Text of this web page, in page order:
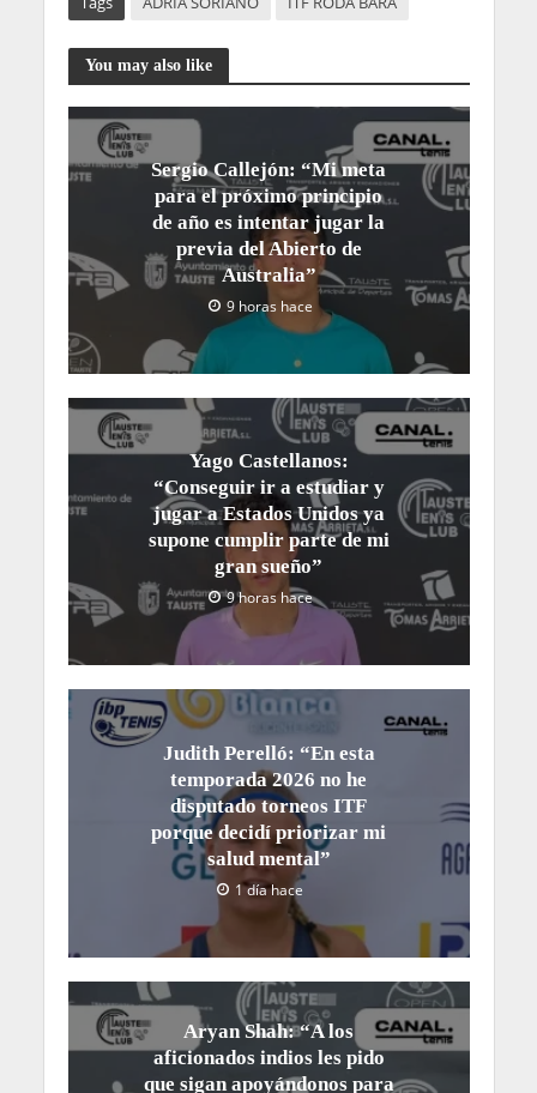
You may also like
Sergio Callejón: “Mi meta
para el próximo principio
de año es intentar jugar la
previa del Abierto de
Australia”
9 horas hace
Yago Castellanos:
“Conseguir ir a estudiar y
jugar a Estados Unidos ya
supone cumplir parte de mi
gran sueño”
9 horas hace
Judith Perelló: “En esta
temporada 2026 no he
disputado torneos ITF
porque decidí priorizar mi
salud mental”
1 día hace
Aryan Shah: “A los
aficionados indios les pido
que sigan apoyándonos para